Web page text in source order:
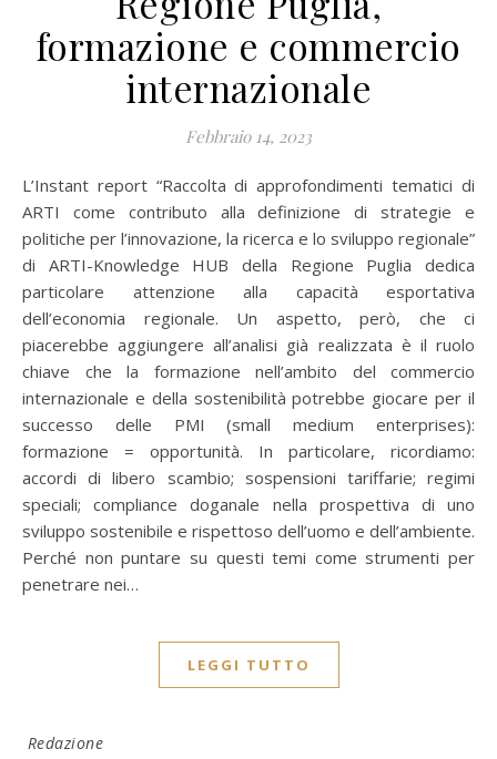
formazione e commercio
internazionale
Febbraio 14, 2023
L’Instant report “Raccolta di approfondimenti tematici di
ARTI come contributo alla definizione di strategie e
politiche per l’innovazione, la ricerca e lo sviluppo regionale”
di ARTI-Knowledge HUB della Regione Puglia dedica
particolare attenzione alla capacità esportativa
dell’economia regionale. Un aspetto, però, che ci
piacerebbe aggiungere all’analisi già realizzata è il ruolo
chiave che la formazione nell’ambito del commercio
internazionale e della sostenibilità potrebbe giocare per il
successo delle PMI (small medium enterprises):
formazione = opportunità. In particolare, ricordiamo:
accordi di libero scambio; sospensioni tariffarie; regimi
speciali; compliance doganale nella prospettiva di uno
sviluppo sostenibile e rispettoso dell’uomo e dell’ambiente.
Perché non puntare su questi temi come strumenti per
penetrare nei…
LEGGI TUTTO
Redazione